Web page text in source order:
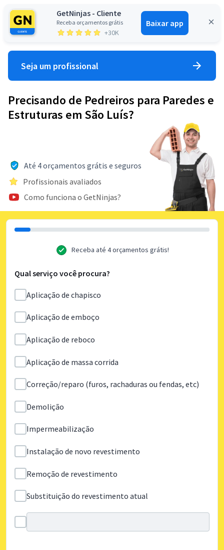
GetNinjas - Cliente
Receba orçamentos grátis
+30K
Baixar app
Entrar
Seja um profissional
Precisando de Pedreiros para Paredes e
Estruturas em São Luís?
Até 4 orçamentos grátis e seguros
Profissionais avaliados
Como funciona o GetNinjas?
Receba até 4 orçamentos grátis!
Qual serviço você procura?
Aplicação de chapisco
Aplicação de emboço
Aplicação de reboco
Aplicação de massa corrida
Correção/reparo (furos, rachaduras ou fendas, etc)
Demolição
Impermeabilização
Instalação de novo revestimento
Remoção de revestimento
Substituição do revestimento atual